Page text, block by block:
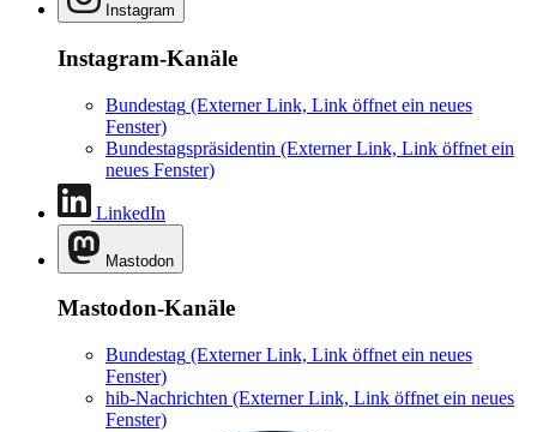
Instagram
Instagram-Kanäle
Bundestag (Externer Link, Link öffnet ein neues
Fenster)
Bundestagspräsidentin (Externer Link, Link öffnet ein
neues Fenster)
LinkedIn
Mastodon
Mastodon-Kanäle
Bundestag (Externer Link, Link öffnet ein neues
Fenster)
hib-Nachrichten (Externer Link, Link öffnet ein neues
Fenster)